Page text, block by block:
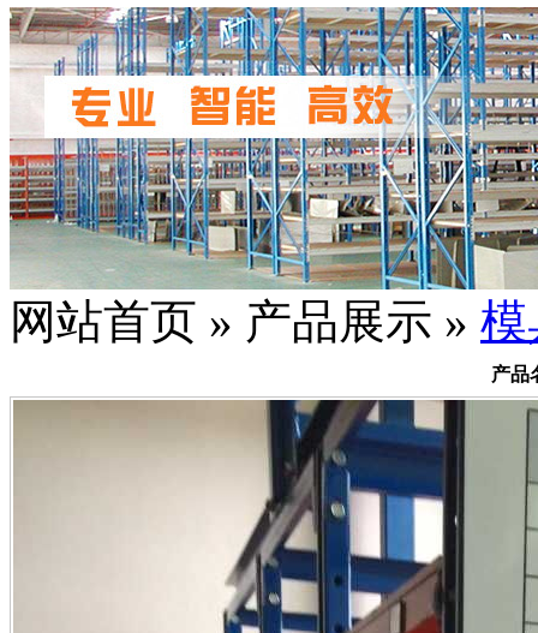
网站首页 » 产品展示 » 模
产品